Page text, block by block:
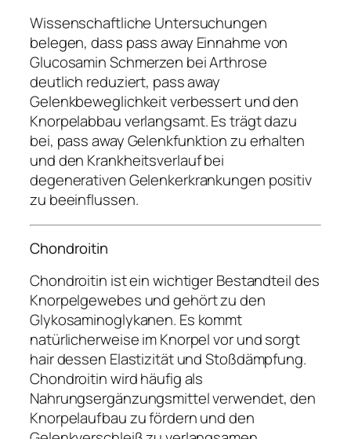
Wissenschaftliche Untersuchungen
belegen, dass pass away Einnahme von
Glucosamin Schmerzen bei Arthrose
deutlich reduziert, pass away
Gelenkbeweglichkeit verbessert und den
Knorpelabbau verlangsamt. Es trägt dazu
bei, pass away Gelenkfunktion zu erhalten
und den Krankheitsverlauf bei
degenerativen Gelenkerkrankungen positiv
zu beeinflussen.
Chondroitin
Chondroitin ist ein wichtiger Bestandteil des
Knorpelgewebes und gehört zu den
Glykosaminoglykanen. Es kommt
natürlicherweise im Knorpel vor und sorgt
hair dessen Elastizität und Stoßdämpfung.
Chondroitin wird häufig als
Nahrungsergänzungsmittel verwendet, den
Knorpelaufbau zu fördern und den